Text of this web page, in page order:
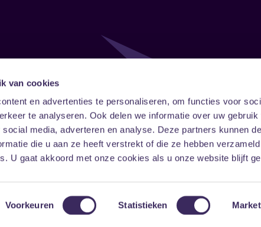
van cookies
en advertenties te personaliseren, om functies voor
te analyseren. Ook delen we informatie over uw gebruik
media, adverteren en analyse. Deze partners kunnen
die u aan ze heeft verstrekt of die ze hebben
U gaat akkoord met onze cookies als u onze website blijft
Voorkeuren Statistieken
Follow
FacebookInstagramLinkedIn
Onze